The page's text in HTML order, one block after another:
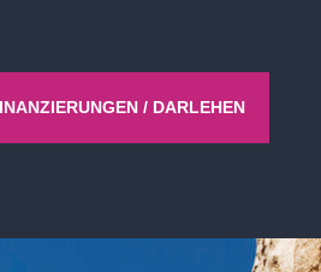
/ DARLEHEN